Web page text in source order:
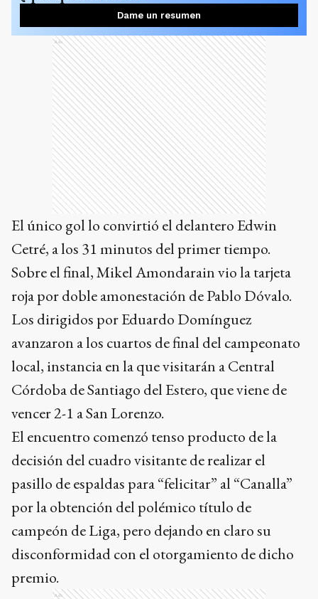
Dame un resumen
Ads
El único gol lo convirtió el delantero Edwin
Cetré, a los 31 minutos del primer tiempo.
Sobre el final, Mikel Amondarain vio la tarjeta
roja por doble amonestación de Pablo Dóvalo.
Los dirigidos por Eduardo Domínguez
avanzaron a los cuartos de final del campeonato
local, instancia en la que visitarán a Central
Córdoba de Santiago del Estero, que viene de
vencer 2-1 a San Lorenzo.
El encuentro comenzó tenso producto de la
decisión del cuadro visitante de realizar el
pasillo de espaldas para “felicitar” al “Canalla”
por la obtención del polémico título de
campeón de Liga, pero dejando en claro su
disconformidad con el otorgamiento de dicho
premio.
Ads